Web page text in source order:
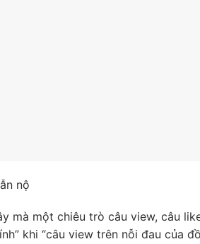
nộ
mà một chiêu trò câu view, câu
khi “câu view trên nỗi đau của